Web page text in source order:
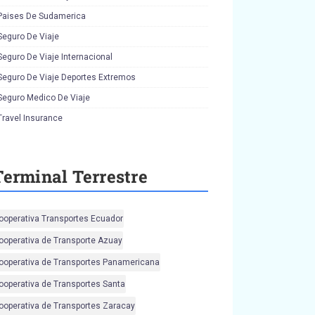
De Sudamerica
De Viaje
De Viaje Internacional
De Viaje Deportes Extremos
Medico De Viaje
Insurance
Terrestre
Transportes Ecuador
de Transporte Azuay
de Transportes Panamericana
de Transportes Santa
de Transportes Zaracay